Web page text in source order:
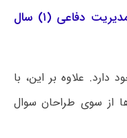
آیا بررسی سوالات کارشناسی ارشد مدیریت دفاعی (۱) سال
دارد. علاوه بر این، با
از سوی طراحان سوال